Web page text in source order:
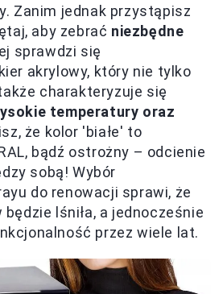
Zanim jednak przystąpisz
aby zebrać niezbędne
sprawdzi się
akrylowy, który nie tylko
charakteryzuje się
temperatury oraz
że kolor 'białe' to
bądź ostrożny – odcienie
sobą! Wybór
do renowacji sprawi, że
lśniła, a jednocześnie
przez wiele lat.